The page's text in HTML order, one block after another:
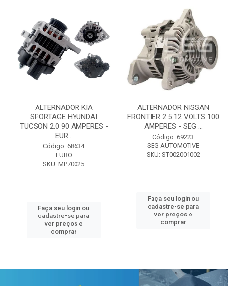
ALTERNADOR KIA
SPORTAGE HYUNDAI
TUCSON 2.0 90 AMPERES -
EUR...
Código: 68634
EURO
SKU: MP70025
Faça seu login ou
cadastre-se para
ver preços e
comprar
ALTERNADOR NISSAN
FRONTIER 2.5 12 VOLTS 100
AMPERES - SEG ...
Código: 69223
SEG AUTOMOTIVE
SKU: ST002001002
Faça seu login ou
cadastre-se para
ver preços e
comprar